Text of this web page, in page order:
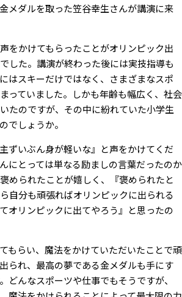
メダルを取った笠谷幸生さんが講演に来
をかけてもらったことがオリンピック出
した。講演が終わった後には実技指導も
はスキーだけではなく、さまざまなスポ
っていました。しかも年齢も幅広く、社会
たのですが、その中に紛れていた小学生
でしょうか。
ずいぶん身が軽いな』と声をかけてくだ
にとっては単なる励ましの言葉だったのか
められたことが嬉しく、『褒められたと
自分も頑張ればオリンピックに出られる
オリンピックに出てやろう』と思ったの
もらい、魔法をかけていただいたことで頑
られ、最高の夢である金メダルも手にす
どんなスポーツや仕事でもそうですが、